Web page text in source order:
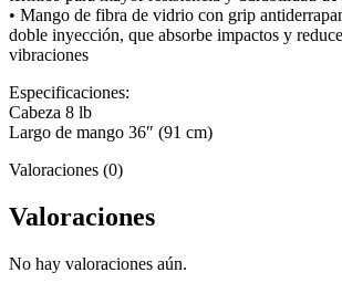
• Mango de fibra de vidrio con grip
doble inyección, que absorbe impactos y reduce
vibraciones
Especificaciones:
Cabeza 8 lb
Largo de mango 36″ (91 cm)
Valoraciones (0)
Valoraciones
No hay valoraciones aún.